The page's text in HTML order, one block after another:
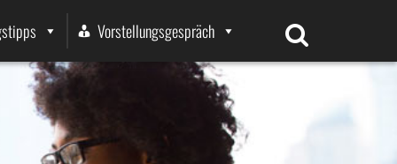
Vorstellungsgespräch